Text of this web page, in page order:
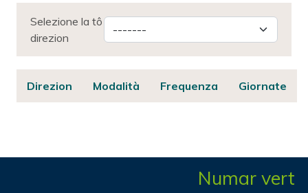
Selezione la tô
direzion
Direzion Modalità Frequenza Giornate
Numar vert